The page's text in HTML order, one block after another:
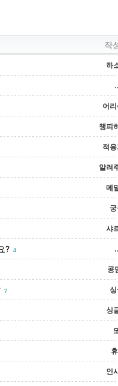
작
하
..
어
챙피
적
알려
메
샤
? 4 ..
콩
7
싱
인